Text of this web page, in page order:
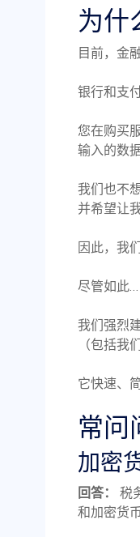
为什
目前，金
银行和支
您在购买
输入的数
我们也不
并希望让
因此，我
尽管如此…
我们强烈
（包括我
它快速、
常问
加密
回答：
税
和加密货